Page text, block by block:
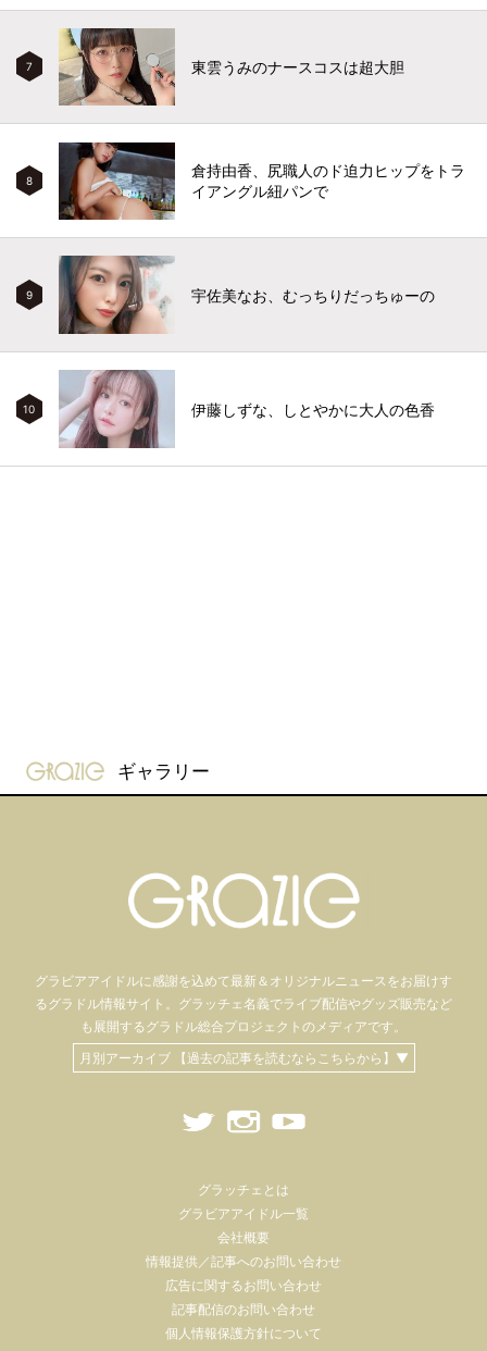
7 東雲うみのナースコスは超大胆
8
倉持由香、尻職人のド迫力ヒップをトラ
イアングル紐パンで
9 宇佐美なお、むっちりだっちゅーの
10 伊藤しずな、しとやかに大人の色香
gravure-grazie
ギャラリー
グラビアアイドルに感謝を込めて最新＆オリジナルニュースをお届けす
るグラドル情報サイト。 グラッチェ名義でライブ配信やグッズ販売など
も 展開するグラドル総合プロジェクトのメディアです。
月別アーカイブ 【過去の記事を読むならこちらから】▼
グラッチェとは
グラビアアイドル一覧
会社概要
情報提供／記事へのお問い合わせ
広告に関するお問い合わせ
記事配信のお問い合わせ
個人情報保護方針について